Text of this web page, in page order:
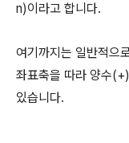
n)이라고 합니다.
여기까지는 일반적으
좌표축을 따라 양수
있습니다.